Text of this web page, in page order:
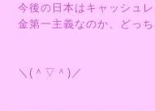
今後の日本はキャッシュ
金第一主義なのか、どっち
＼(＾▽＾)／